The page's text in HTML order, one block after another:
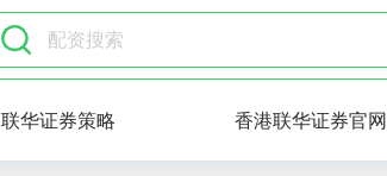
联华证券策略 香港联华证券官网